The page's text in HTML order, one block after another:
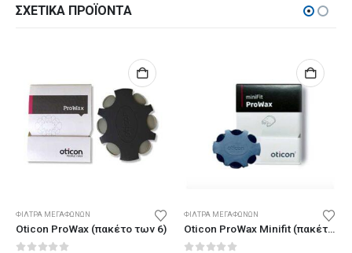
ΣΧΕΤΙΚΆ ΠΡΟΪΌΝΤΑ
ΦΊΛΤΡΑ ΜΕΓΑΦΏΝΩΝ
Oticon ProWax (πακέτο των 6)
ΦΊΛΤΡΑ ΜΕΓΑΦΏΝΩΝ
Oticon ProWax Minifit (πακέτο των 6)